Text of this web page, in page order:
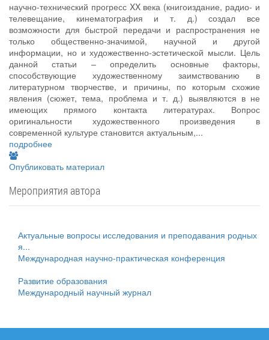
научно-технический прогресс XX века (книгоиздание, радио- и
телевещание, кинематография и т. д.) создал все
возможности для быстрой передачи и распространения не
только общественно-значимой, научной и другой
информации, но и художественно-эстетической мысли. Цель
данной статьи – определить основные факторы,
способствующие художественному заимствованию в
литературном творчестве, и причины, по которым схожие
явления (сюжет, тема, проблема и т. д.) выявляются в не
имеющих прямого контакта литературах. Вопрос
оригинальности художественного произведения в
современной культуре становится актуальным,...
подробнее
Опубликовать материал
Мероприятия автора
Актуальные вопросы исследования и преподавания родных
я...
Международная научно-практическая конференция
Развитие образования
Международный научный журнал